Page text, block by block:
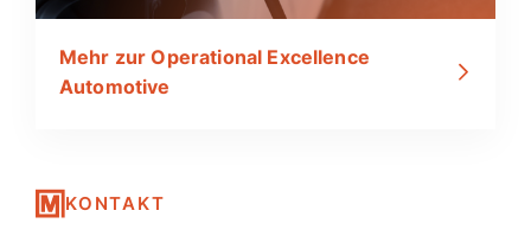
Mehr zur Operational Excellence
Automotive
KONTAKT